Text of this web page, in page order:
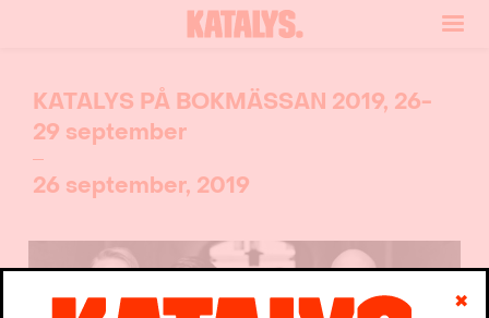
KATALYS PÅ BOKMÄSSAN 2019, 26-
29 september
26 september, 2019
✖